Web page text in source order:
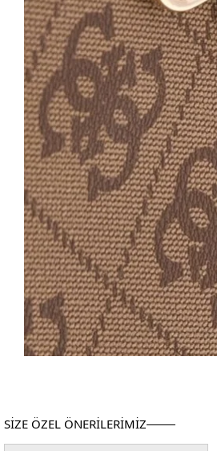
SİZE ÖZEL ÖNERİLERİMİZ